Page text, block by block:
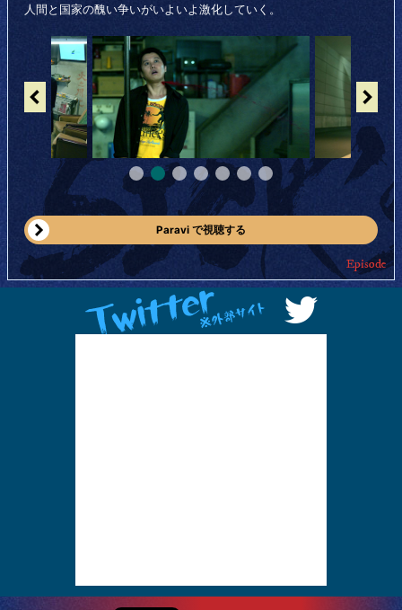
人間と国家の醜い争いがいよいよ激化していく。
←
● ● ● ● ● ●
Paravi で視聴する